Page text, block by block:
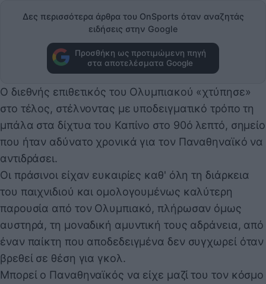
Δες περισσότερα άρθρα του OnSports όταν αναζητάς
ειδήσεις στην Google
Προσθήκη ως προτιμώμενη πηγή
στα αποτελέσματα Google
Ο διεθνής επιθετικός του Ολυμπιακού «χτύπησε»
στο τέλος, στέλνοντας με υποδειγματικό τρόπο τη
μπάλα στα δίχτυα του Καπίνο στο 90ό λεπτό, σημείο
που ήταν αδύνατο χρονικά για τον Παναθηναϊκό να
αντιδράσει.
Οι πράσινοι είχαν ευκαιρίες καθ' όλη τη διάρκεια
του παιχνιδιού και ομολογουμένως καλύτερη
παρουσία από τον Ολυμπιακό, πλήρωσαν όμως
αυστηρά, τη μοναδική αμυντική τους αδράνεια, από
έναν παίκτη που αποδεδειγμένα δεν συγχωρεί όταν
βρεθεί σε θέση για γκολ.
Μπορεί ο Παναθηναϊκός να είχε μαζί του τον κόσμο